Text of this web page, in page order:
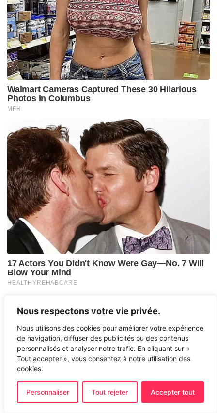
Nous respectons votre vie privée.
Nous utilisons des cookies pour améliorer votre expérience
de navigation, diffuser des publicités ou des contenus
personnalisés et analyser notre trafic. En cliquant sur «
Tout accepter », vous consentez à notre utilisation des
cookies.
Personnaliser Tout rejeter Accepter tout